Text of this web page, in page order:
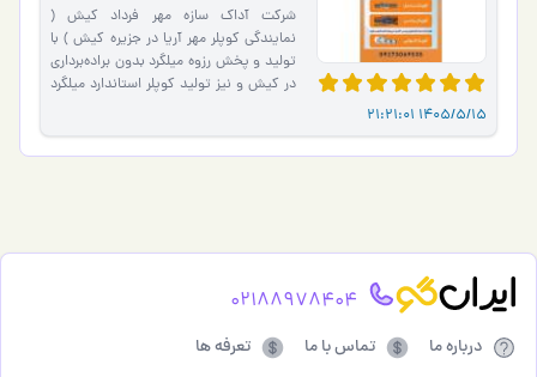
1405/5/15 21:21:01
شرکت آداک سازه مهر فرداد کیش (
نمایندگی کوپلر مهر آریا در جزیره کیش ) با
تولید و پخش رزوه میلگرد بدون براده‌برداری
در کیش و نیز تولید کوپلر استاندارد میلگرد
02188978404
درباره ما تماس با ما تعرفه ها